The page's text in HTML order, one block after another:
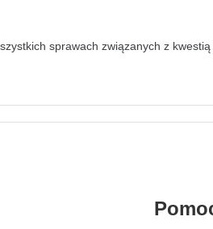
sprawach związanych z